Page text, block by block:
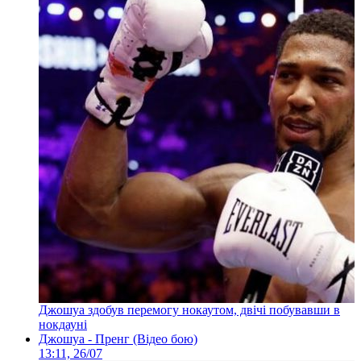
Джошуа здобув перемогу нокаутом, двічі побувавши в
нокдауні
Джошуа - Пренг (Відео бою)
13:11, 26/07